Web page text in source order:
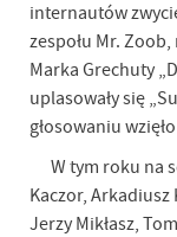
internautów
zespołu Mr.
Marka Grechuty
uplasowały się
głosowaniu
W tym roku na
Kaczor, Arkadiusz
Jerzy Mikłasz,